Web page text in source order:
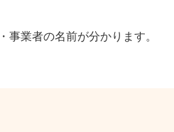
業者の名前が分かります。